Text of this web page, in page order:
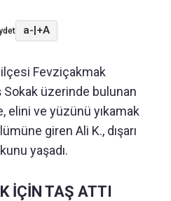
a- +A
Fevziçakmak
üzerinde bulunan
elini ve yüzünü yıkamak
giren Ali K., dışarı
yaşadı.
İÇİN TAŞ ATTI